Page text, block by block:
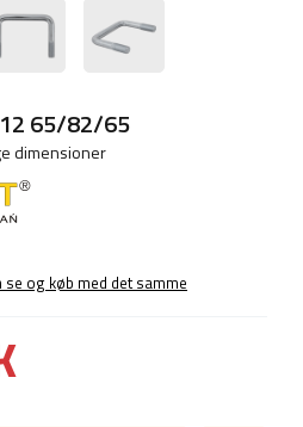
65/82/65
dimensioner
se og køb med det samme